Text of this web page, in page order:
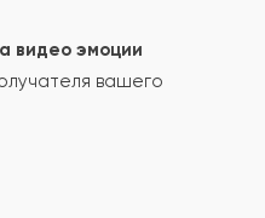
видео эмоции
вашего